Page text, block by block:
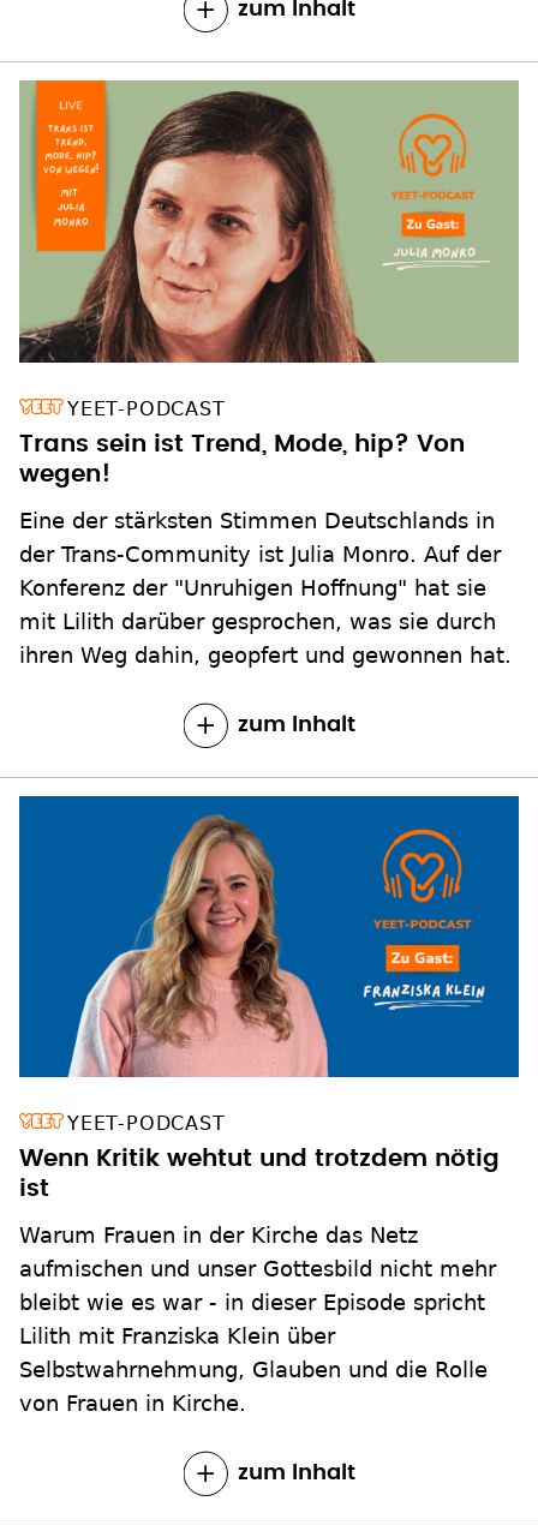
zum Inhalt
YEET-PODCAST
Trans sein ist Trend, Mode, hip? Von
wegen!
Eine der stärksten Stimmen Deutschlands in
der Trans-Community ist Julia Monro. Auf der
Konferenz der "Unruhigen Hoffnung" hat sie
mit Lilith darüber gesprochen, was sie durch
ihren Weg dahin, geopfert und gewonnen hat.
zum Inhalt
YEET-PODCAST
Wenn Kritik wehtut und trotzdem nötig
ist
Warum Frauen in der Kirche das Netz
aufmischen und unser Gottesbild nicht mehr
bleibt wie es war - in dieser Episode spricht
Lilith mit Franziska Klein über
Selbstwahrnehmung, Glauben und die Rolle
von Frauen in Kirche.
zum Inhalt